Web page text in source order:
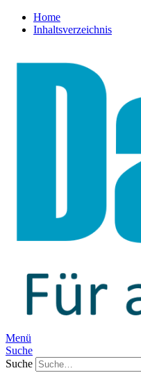
Home
Inhaltsverzeichnis
Menü
Suche
Suche